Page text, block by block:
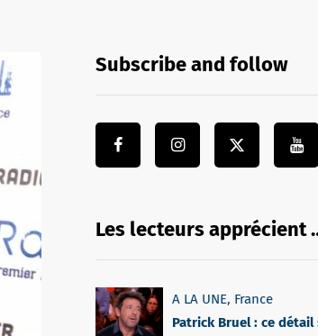
Subscribe and follow
Les lecteurs apprécient
A LA UNE, France
Patrick Bruel : ce détail